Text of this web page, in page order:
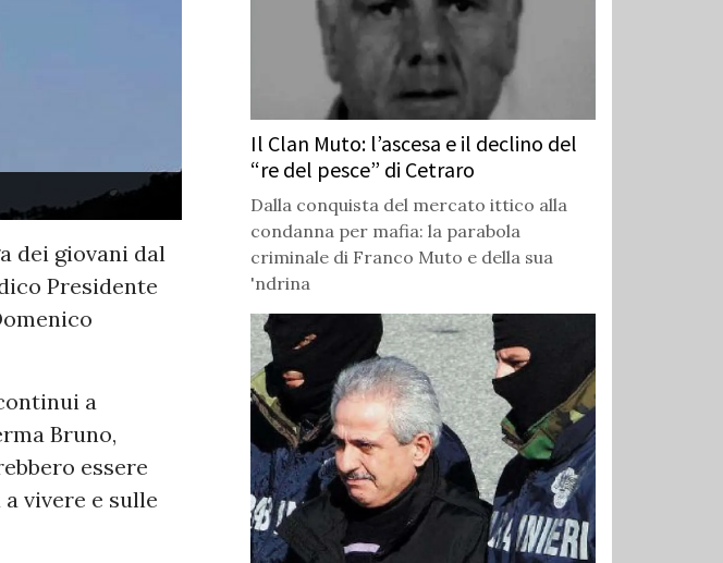
dei giovani dal
Presidente
a
Bruno,
essere
vivere e sulle
Il Clan Muto: l’ascesa e il declino del
“re del pesce” di Cetraro
Dalla conquista del mercato ittico alla
condanna per mafia: la parabola
criminale di Franco Muto e della sua
'ndrina